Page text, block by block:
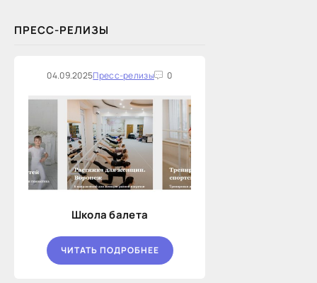
ПРЕСС-РЕЛИЗЫ
04.09.2025Пресс-релизы 0
Школа балета
ЧИТАТЬ ПОДРОБНЕЕ